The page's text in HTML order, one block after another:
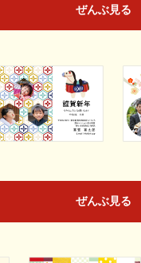
ぜんぶ見る
ぜんぶ見る